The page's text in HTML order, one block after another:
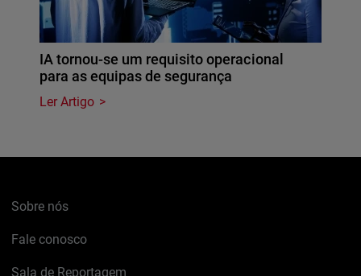
IA tornou-se um requisito operacional
para as equipas de segurança
Ler Artigo
Sobre nós
Fale conosco
Sala de Reportagem